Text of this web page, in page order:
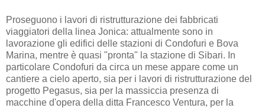
Proseguono i lavori di ristrutturazione dei fabbricati
viaggiatori della linea Jonica: attualmente sono in
lavorazione gli edifici delle stazioni di Condofuri e Bova
Marina, mentre è quasi "pronta" la stazione di Sibari. In
particolare Condofuri da circa un mese appare come un
cantiere a cielo aperto, sia per i lavori di ristrutturazione del
progetto Pegasus, sia per la massiccia presenza di
macchine d'opera della ditta Francesco Ventura, per la